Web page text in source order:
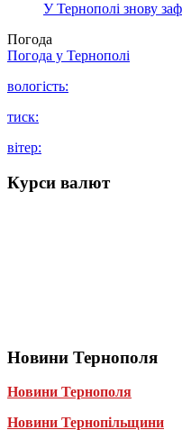
У Тернополі знову
Погода
Погода у Тернополі
вологість:
тиск:
вітер:
Курси валют
Новини Тернополя
Новини Тернополя
Новини Тернопільщини